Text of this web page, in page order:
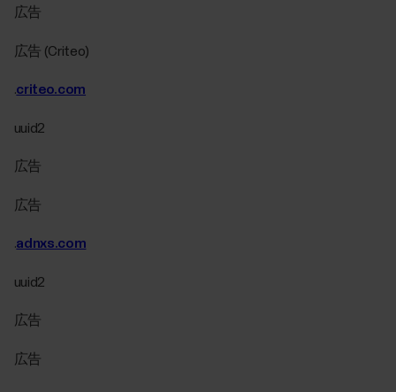
広告
広告 (Criteo)
.criteo.com
uuid2
広告
広告
.adnxs.com
uuid2
広告
広告